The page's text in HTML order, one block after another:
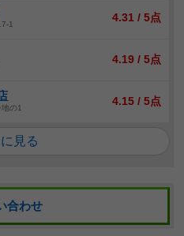
1
4.31 / 5点
4.19 / 5点
の1
4.15 / 5点
見る
合わせ